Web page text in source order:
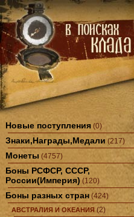
Новые поступления (0)
Знаки,Награды,Медали (217)
Монеты (4757)
Боны РСФСР, СССР,
России(Империя) (120)
Боны разных стран (424)
АВСТРАЛИЯ И ОКЕАНИЯ(2)